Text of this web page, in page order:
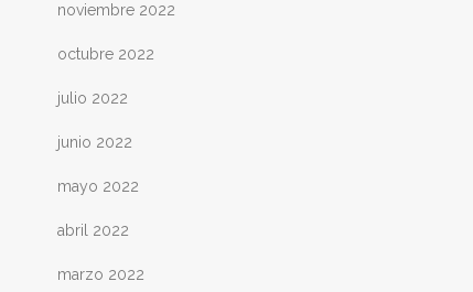
noviembre 2022
octubre 2022
julio 2022
junio 2022
mayo 2022
abril 2022
marzo 2022